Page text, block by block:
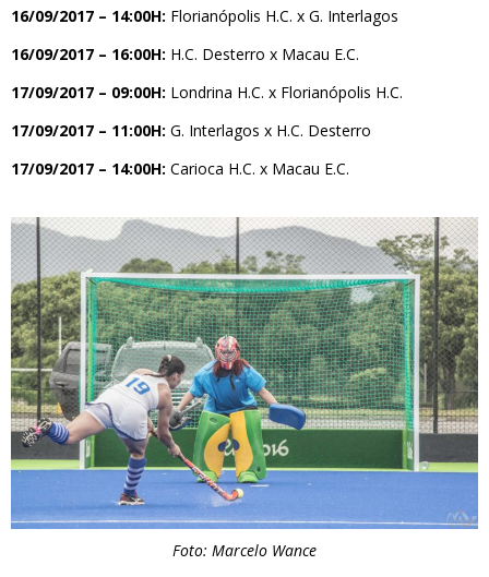
16/09/2017 – 14:00H: Florianópolis H.C. x G. Interlagos
16/09/2017 – 16:00H: H.C. Desterro x Macau E.C.
17/09/2017 – 09:00H: Londrina H.C. x Florianópolis H.C.
17/09/2017 – 11:00H: G. Interlagos x H.C. Desterro
17/09/2017 – 14:00H: Carioca H.C. x Macau E.C.
Foto: Marcelo Wance